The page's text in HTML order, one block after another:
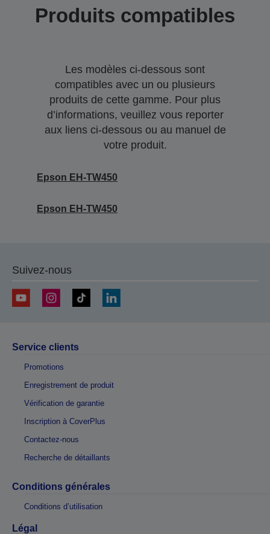
Produits compatibles
Les modèles ci-dessous sont
compatibles avec un ou plusieurs
produits de cette gamme. Pour plus
d’informations, veuillez vous reporter
aux liens ci-dessous ou au manuel de
votre produit.
Epson EH-TW450
Epson EH-TW450
Suivez-nous
Service clients
Promotions
Enregistrement de produit
Vérification de garantie
Inscription à CoverPlus
Contactez-nous
Recherche de détaillants
Conditions générales
Conditions d’utilisation
Légal